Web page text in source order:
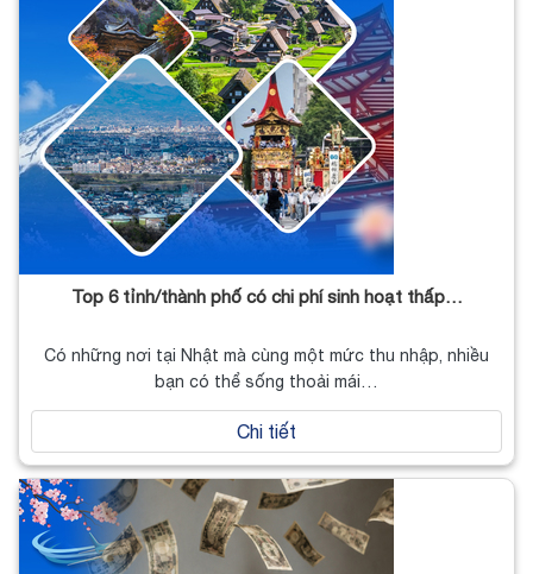
Top 6 tỉnh/thành phố có chi phí sinh hoạt thấp…
Có những nơi tại Nhật mà cùng một mức thu nhập, nhiều
bạn có thể sống thoải mái…
Chi tiết